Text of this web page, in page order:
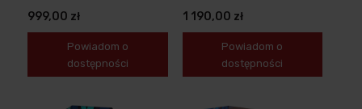
999,00 zł
Powiadom o
dostępności
+ OPAKOWANIE
1 190,00 zł
Powiadom o
dostępności